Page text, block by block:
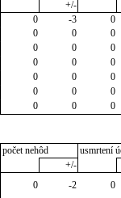
+/-
0 -3
0
0 0
0
0 0
0
0 0
0
0 0
0
0 0
0
0 0 0
počet nehôd
usmrtení
+/-
0 -2
0